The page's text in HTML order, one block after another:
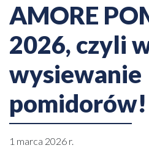
AMORE
2026, czyli
wysiewanie
pomidorów!
1 marca 2026 r.